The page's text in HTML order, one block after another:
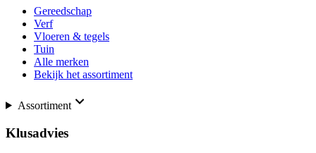
Gereedschap
Verf
Vloeren & tegels
Tuin
Alle merken
Bekijk het assortiment
Assortiment
Klusadvies